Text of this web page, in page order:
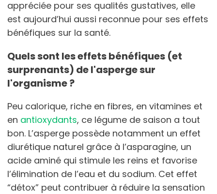
appréciée pour ses qualités gustatives, elle
est aujourd’hui aussi reconnue pour ses effets
bénéfiques sur la santé.
Quels sont les effets bénéfiques (et
surprenants) de l'asperge sur
l'organisme ?
Peu calorique, riche en fibres, en vitamines et
en antioxydants, ce légume de saison a tout
bon. L’asperge possède notamment un effet
diurétique naturel grâce à l’asparagine, un
acide aminé qui stimule les reins et favorise
l’élimination de l’eau et du sodium. Cet effet
“détox” peut contribuer à réduire la sensation